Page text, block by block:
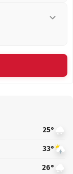
25°
33°
26°